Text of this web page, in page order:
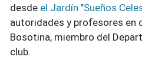
desde el Jardín "Sueños
autoridades y profesores en
Bosotina, miembro del
club.